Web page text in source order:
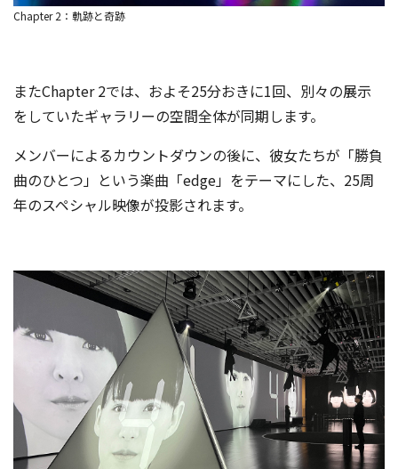
Chapter 2：軌跡と奇跡
またChapter 2では、およそ25分おきに1回、別々の展示
をしていたギャラリーの空間全体が同期します。
メンバーによるカウントダウンの後に、彼女たちが「勝負
曲のひとつ」という楽曲「edge」をテーマにした、25周
年のスペシャル映像が投影されます。